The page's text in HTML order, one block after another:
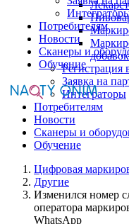
Потребителям
Новости
Сканеры и
Обучение
Заявка на
Интеграторы
Потребителям
Новости
Сканеры и
Обучение
Цифровая
Другие
Изменился номер
оператора
WhatsApp